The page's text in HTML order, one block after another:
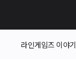
라인게임즈 이야기